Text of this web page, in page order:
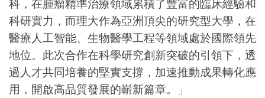
科，在腫瘤精準治療領域累積了豐富的臨床經驗和
科研實力，而理大作為亞洲頂尖的研究型大學，在
醫療人工智能、生物醫學工程等領域處於國際領先
地位。此次合作在科學研究創新突破的引領下，透
過人才共同培養的堅實支撐，加速推動成果轉化應
用，開啟高品質發展的嶄新篇章。」